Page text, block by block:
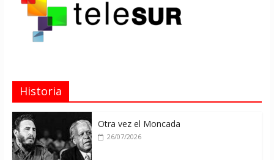
Historia
Otra vez el Moncada
26/07/2026